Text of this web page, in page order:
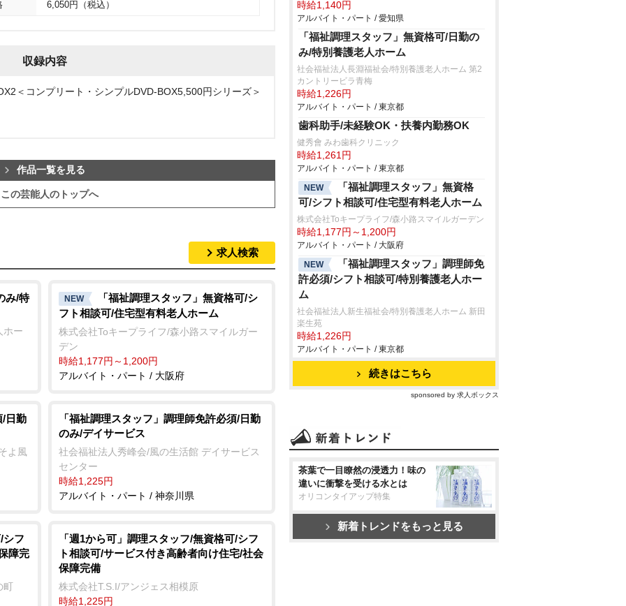
6,050円（税込）
収録内容
＜コンプリート・シンプルDVD‐BOX5,500円シリーズ＞
作品一覧を見る
この芸能人のトップへ
求人検索
み/特
ホー
NEW
「福祉調理スタッフ」無資格可/シ
フト相談可/住宅型有料老人ホーム
株式会社Toキープライフ/森小路スマイルガー
デン
時給1,177円～1,200円
アルバイト・パート / 大阪府
/日勤
よ風
「福祉調理スタッフ」調理師免許必須/日勤
のみ/デイサービス
社会福祉法人秀峰会/風の生活館 デイサービス
センター
時給1,225円
アルバイト・パート / 神奈川県
シフ
障完
町
「週1から可」調理スタッフ/無資格可/シフ
ト相談可/サービス付き高齢者向け住宅/社会
保障完備
株式会社T.S.I/アンジェス相模原
時給1,225円
時給1,140円
アルバイト・パート / 愛知県
「福祉調理スタッフ」無資格可/日勤の
み/特別養護老人ホーム
社会福祉法人長淵福祉会/特別養護老人ホーム 第2
カントリービラ青梅
時給1,226円
アルバイト・パート / 東京都
歯科助手/未経験OK・扶養内勤務OK
健秀會 みわ歯科クリニック
時給1,261円
アルバイト・パート / 東京都
NEW
「福祉調理スタッフ」無資格
可/シフト相談可/住宅型有料老人ホーム
株式会社Toキープライフ/森小路スマイルガーデン
時給1,177円～1,200円
アルバイト・パート / 大阪府
NEW
「福祉調理スタッフ」調理師免
許必須/シフト相談可/特別養護老人ホー
ム
社会福祉法人新生福祉会/特別養護老人ホーム 新田
楽生苑
時給1,226円
アルバイト・パート / 東京都
続きはこちら
sponsored by 求人ボックス
茶葉で一目瞭然の浸透力！味の
違いに衝撃を受ける水とは
オリコンタイアップ特集
新着トレンドをもっと見る